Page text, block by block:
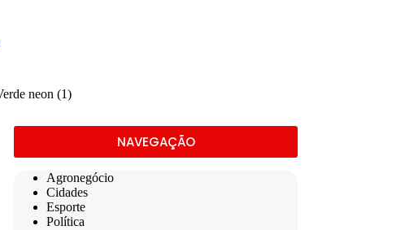
NAVEGAÇÃO
Agronegócio
Cidades
Esporte
Política